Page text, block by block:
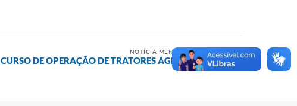
NOTÍCIA MENOS RECENTE
CURSO DE OPERAÇÃO DE TRATORES AGRÍCOLAS!